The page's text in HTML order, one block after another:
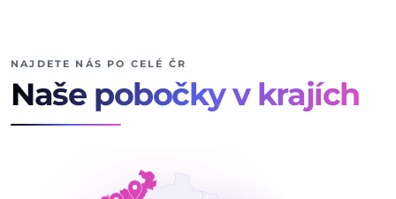
NAJDETE NÁS PO CELÉ ČR
Naše pobočky v krajích